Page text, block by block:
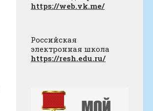
https://web.vk.me/
Российская
электронная школа
https://resh.edu.ru/